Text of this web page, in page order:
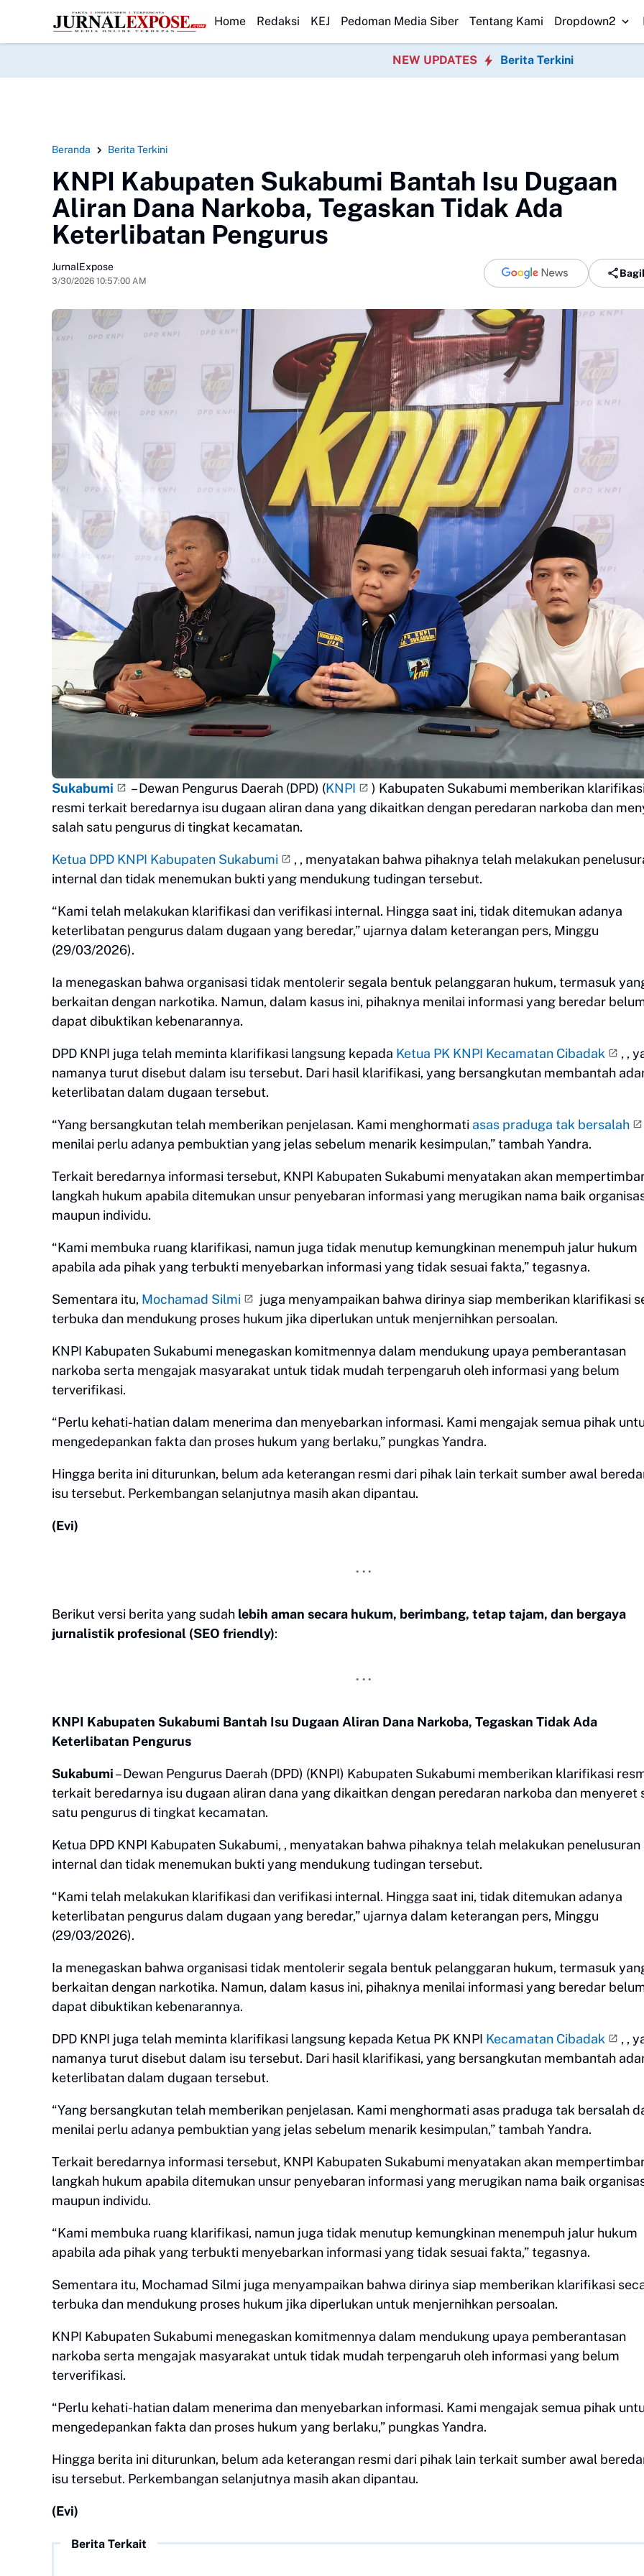
HEADLINE
Dumai Pimpin Bakti Sosial Bersihkan Pantai Nelayan PMBB Minta Klarifikasi Aktivitas Pengisian BBM Bojong Orang Tua Tiga SDN
Home Redaksi KEJ Pedoman Media Siber Tentang Kami Dropdown2
NEW UPDATES Berita Terkini
Beranda Berita Terkini
KNPI Kabupaten Sukabumi Bantah Isu Dugaan
Aliran Dana Narkoba, Tegaskan Tidak Ada
Keterlibatan Pengurus
JurnalExpose
3/30/2026 10:57:00 AM
Sukabumi – Dewan Pengurus Daerah (DPD) (KNPI
) Kabupaten Sukabumi memberikan klarifikasi
resmi terkait beredarnya isu dugaan aliran dana yang dikaitkan dengan peredaran narkoba dan
salah satu pengurus di tingkat kecamatan.
Ketua DPD KNPI Kabupaten Sukabumi
, , menyatakan bahwa pihaknya telah melakukan
internal dan tidak menemukan bukti yang mendukung tudingan tersebut.
“Kami telah melakukan klarifikasi dan verifikasi internal. Hingga saat ini, tidak ditemukan adanya
keterlibatan pengurus dalam dugaan yang beredar,” ujarnya dalam keterangan pers, Minggu
(29/03/2026).
Ia menegaskan bahwa organisasi tidak mentolerir segala bentuk pelanggaran hukum, termasuk
berkaitan dengan narkotika. Namun, dalam kasus ini, pihaknya menilai informasi yang beredar
dapat dibuktikan kebenarannya.
DPD KNPI juga telah meminta klarifikasi langsung kepada Ketua PK KNPI Kecamatan Cibadak
, ,
namanya turut disebut dalam isu tersebut. Dari hasil klarifikasi, yang bersangkutan membantah
keterlibatan dalam dugaan tersebut.
“Yang bersangkutan telah memberikan penjelasan. Kami menghormati asas praduga tak bersalah
menilai perlu adanya pembuktian yang jelas sebelum menarik kesimpulan,” tambah Yandra.
Terkait beredarnya informasi tersebut, KNPI Kabupaten Sukabumi menyatakan akan
langkah hukum apabila ditemukan unsur penyebaran informasi yang merugikan nama baik
maupun individu.
“Kami membuka ruang klarifikasi, namun juga tidak menutup kemungkinan menempuh jalur hukum
apabila ada pihak yang terbukti menyebarkan informasi yang tidak sesuai fakta,” tegasnya.
Sementara itu, Mochamad Silmi
juga menyampaikan bahwa dirinya siap memberikan klarifikasi
terbuka dan mendukung proses hukum jika diperlukan untuk menjernihkan persoalan.
KNPI Kabupaten Sukabumi menegaskan komitmennya dalam mendukung upaya pemberantasan
narkoba serta mengajak masyarakat untuk tidak mudah terpengaruh oleh informasi yang belum
terverifikasi.
“Perlu kehati-hatian dalam menerima dan menyebarkan informasi. Kami mengajak semua pihak
mengedepankan fakta dan proses hukum yang berlaku,” pungkas Yandra.
Hingga berita ini diturunkan, belum ada keterangan resmi dari pihak lain terkait sumber awal
isu tersebut. Perkembangan selanjutnya masih akan dipantau.
(Evi)
Berikut versi berita yang sudah lebih aman secara hukum, berimbang, tetap tajam, dan bergaya
jurnalistik profesional (SEO friendly):
KNPI Kabupaten Sukabumi Bantah Isu Dugaan Aliran Dana Narkoba, Tegaskan Tidak Ada
Keterlibatan Pengurus
Sukabumi– Dewan Pengurus Daerah (DPD) (KNPI) Kabupaten Sukabumi memberikan klarifikasi
terkait beredarnya isu dugaan aliran dana yang dikaitkan dengan peredaran narkoba dan menyeret
satu pengurus di tingkat kecamatan.
Ketua DPD KNPI Kabupaten Sukabumi, , menyatakan bahwa pihaknya telah melakukan penelusuran
internal dan tidak menemukan bukti yang mendukung tudingan tersebut.
“Kami telah melakukan klarifikasi dan verifikasi internal. Hingga saat ini, tidak ditemukan adanya
keterlibatan pengurus dalam dugaan yang beredar,” ujarnya dalam keterangan pers, Minggu
(29/03/2026).
Ia menegaskan bahwa organisasi tidak mentolerir segala bentuk pelanggaran hukum, termasuk
berkaitan dengan narkotika. Namun, dalam kasus ini, pihaknya menilai informasi yang beredar
dapat dibuktikan kebenarannya.
DPD KNPI juga telah meminta klarifikasi langsung kepada Ketua PK KNPI Kecamatan Cibadak
, ,
namanya turut disebut dalam isu tersebut. Dari hasil klarifikasi, yang bersangkutan membantah
keterlibatan dalam dugaan tersebut.
“Yang bersangkutan telah memberikan penjelasan. Kami menghormati asas praduga tak bersalah
menilai perlu adanya pembuktian yang jelas sebelum menarik kesimpulan,” tambah Yandra.
Terkait beredarnya informasi tersebut, KNPI Kabupaten Sukabumi menyatakan akan
langkah hukum apabila ditemukan unsur penyebaran informasi yang merugikan nama baik
maupun individu.
“Kami membuka ruang klarifikasi, namun juga tidak menutup kemungkinan menempuh jalur hukum
apabila ada pihak yang terbukti menyebarkan informasi yang tidak sesuai fakta,” tegasnya.
Sementara itu, Mochamad Silmi juga menyampaikan bahwa dirinya siap memberikan klarifikasi
terbuka dan mendukung proses hukum jika diperlukan untuk menjernihkan persoalan.
KNPI Kabupaten Sukabumi menegaskan komitmennya dalam mendukung upaya pemberantasan
narkoba serta mengajak masyarakat untuk tidak mudah terpengaruh oleh informasi yang belum
terverifikasi.
“Perlu kehati-hatian dalam menerima dan menyebarkan informasi. Kami mengajak semua pihak
mengedepankan fakta dan proses hukum yang berlaku,” pungkas Yandra.
Hingga berita ini diturunkan, belum ada keterangan resmi dari pihak lain terkait sumber awal
isu tersebut. Perkembangan selanjutnya masih akan dipantau.
(Evi)
Berita Terkait